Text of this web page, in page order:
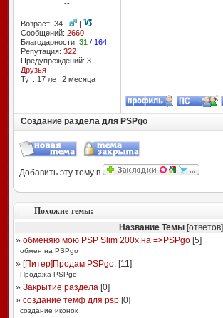
--
Возраст: 34 |
|
Сообщений: 2660
Благодарности: 31 / 164
Репутация: 322
Предупреждений: 3
Друзья
Тут: 17 лет 2 месяцa
Создание раздела для PSPgo
Добавить эту тему в
Похожие темы:
Название Темы [ответов]
» обменяю мою PSP Slim 200x на =>PSPgo[5]
обмен на PSPgo
» [Питер]Продам PSPgo.[11]
Продажа PSPgo
» Закрытие раздела[0]
» создание темф для psp[0]
создание иконок